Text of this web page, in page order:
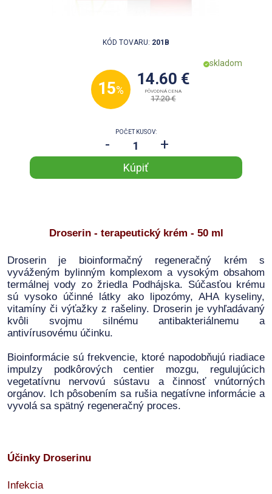
KÓD TOVARU: 201B
skladom
15%
14.60 €
PÔVODNÁ CENA
17.20 €
POČET KUSOV:
- +
Droserin - terapeutický krém - 50 ml
Droserin je bioinformačný regeneračný krém s
vyváženým bylinným komplexom a vysokým obsahom
termálnej vody zo žriedla Podhájska. Súčasťou krému
sú vysoko účinné látky ako lipozómy, AHA kyseliny,
vitamíny či výťažky z rašeliny. Droserin je vyhľadávaný
kvôli svojmu silnému antibakteriálnemu a
antivírusovému účinku.
Bioinformácie sú frekvencie, ktoré napodobňujú riadiace
impulzy podkôrových centier mozgu, regulujúcich
vegetatívnu nervovú sústavu a činnosť vnútorných
orgánov. Ich pôsobením sa rušia negatívne informácie a
vyvolá sa spätný regeneračný proces.
Účinky Droserinu
Infekcia